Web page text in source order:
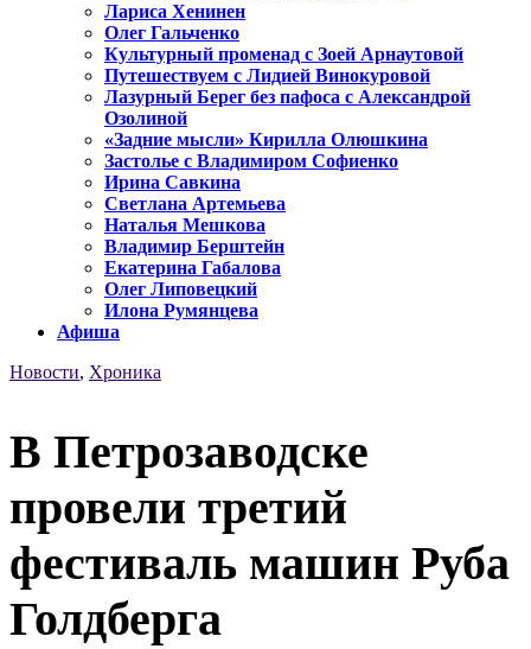
Лариса Хенинен
Олег Гальченко
Культурный променад с Зоей Арнаутовой
Путешествуем с Лидией Винокуровой
Лазурный Берег без пафоса с Александрой
Озолиной
«Задние мысли» Кирилла Олюшкина
Застолье с Владимиром Софиенко
Ирина Савкина
Светлана Артемьева
Наталья Мешкова
Владимир Берштейн
Екатерина Габалова
Олег Липовецкий
Илона Румянцева
Афиша
Новости, Хроника
В Петрозаводске
провели третий
фестиваль машин Руба
Голдберга